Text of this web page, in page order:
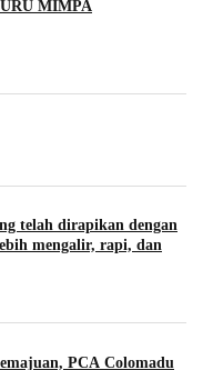
MIMPA
telah dirapikan dengan
mengalir, rapi, dan
PCA Colomadu